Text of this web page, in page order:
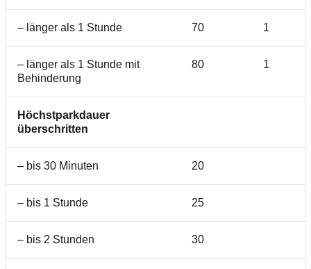
– länger als 1 Stunde 70 1
– länger als 1 Stunde mit
Behinderung
80 1
Höchstparkdauer
überschritten
– bis 30 Minuten 20
– bis 1 Stunde 25
– bis 2 Stunden 30